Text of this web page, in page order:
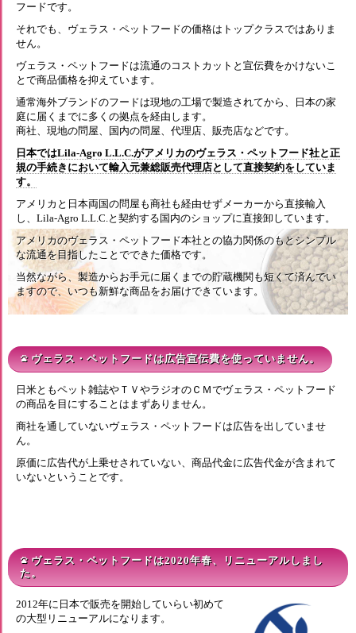
フードです。
それでも、ヴェラス・ペットフードの価格はトップクラスではありま
せん。
ヴェラス・ペットフードは流通のコストカットと宣伝費をかけないこ
とで商品価格を抑えています。
通常海外ブランドのフードは現地の工場で製造されてから、日本の家
庭に届くまでに多くの拠点を経由します。
商社、現地の問屋、国内の問屋、代理店、販売店などです。
日本ではLila-Agro L.L.C.がアメリカのヴェラス・ペットフード社と正
規の手続きにおいて輸入元兼総販売代理店として直接契約をしていま
す。
アメリカと日本両国の問屋も商社も経由せずメーカーから直接輸入
し、Lila-Agro L.L.C.と契約する国内のショップに直接卸しています。
アメリカのヴェラス・ペットフード本社との協力関係のもとシンプル
な流通を目指したことでできた価格です。
当然ながら、製造からお手元に届くまでの貯蔵機関も短くて済んでい
ますので、いつも新鮮な商品をお届けできています。
petsヴェラス・ペットフードは広告宣伝費を使っていません。
日米ともペット雑誌やＴＶやラジオのＣＭでヴェラス・ペットフード
の商品を目にすることはまずありません。
商社を通していないヴェラス・ペットフードは広告を出していませ
ん。
原価に広告代が上乗せされていない、商品代金に広告代金が含まれて
いないということです。
petsヴェラス・ペットフードは2020年春、リニューアルしまし
た。
2012年に日本で販売を開始していらい初めて
の大型リニューアルになります。